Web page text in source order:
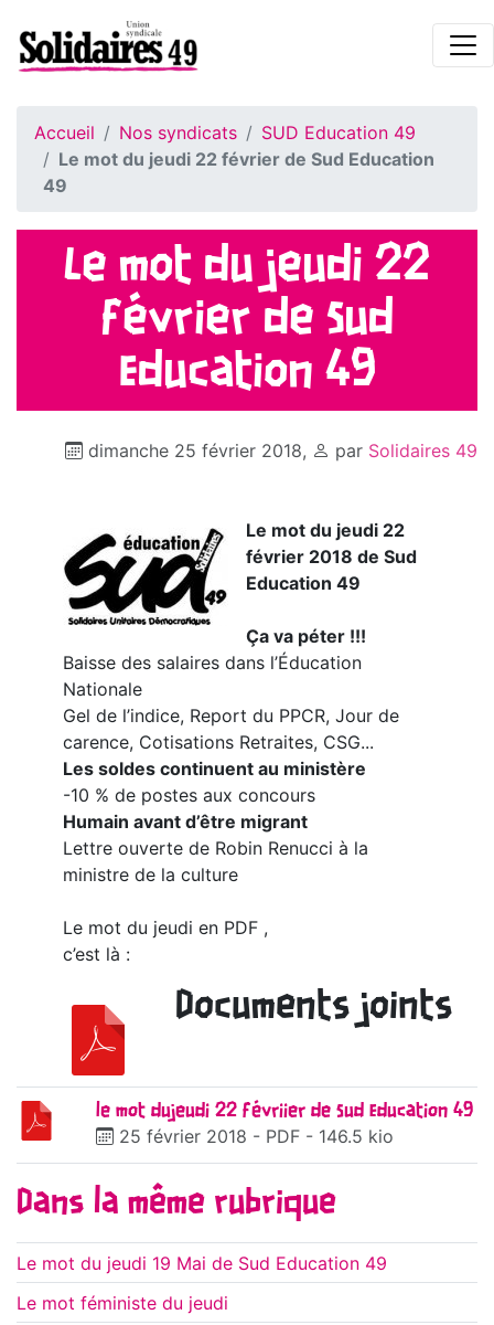
Accueil Nos syndicats
SUD Education 49
Le mot du jeudi 22 février de Sud Education
49
Le mot du jeudi 22
février de Sud
Education 49
dimanche 25 février 2018, par Solidaires 49
Le mot du jeudi 22
février 2018 de Sud
Education 49
Ça va péter !!!
Baisse des salaires dans l’Éducation
Nationale
Gel de l’indice, Report du PPCR, Jour de
carence, Cotisations Retraites, CSG...
Les soldes continuent au ministère
-10 % de postes aux concours
Humain avant d’être migrant
Lettre ouverte de Robin Renucci à la
ministre de la culture
Le mot du jeudi en PDF ,
c’est là :
Documents joints
le mot dujeudi 22 févriier de Sud Education 49
25 février 2018 - PDF - 146.5 kio
Dans la même rubrique
Le mot du jeudi 19 Mai de Sud Education 49
Le mot féministe du jeudi